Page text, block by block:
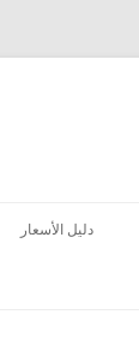
دليل الأسعار